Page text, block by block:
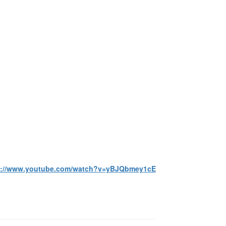
www.youtube.com/watch?v=yBJQbmey1cE